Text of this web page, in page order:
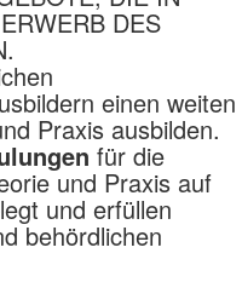
DES
einen weiten
Praxis ausbilden.
für die
und Praxis auf
und erfüllen
behördlichen